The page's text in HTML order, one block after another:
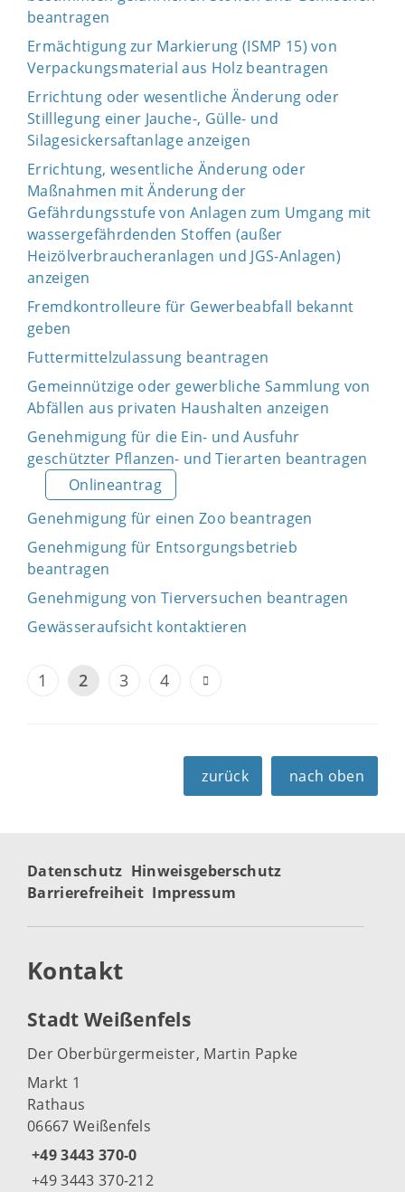
beantragen
Ermächtigung zur Markierung (ISMP 15) von
Verpackungsmaterial aus Holz beantragen
Errichtung oder wesentliche Änderung oder
Stilllegung einer Jauche-, Gülle- und
Silagesickersaftanlage anzeigen
Errichtung, wesentliche Änderung oder
Maßnahmen mit Änderung der
Gefährdungsstufe von Anlagen zum Umgang mit
wassergefährdenden Stoffen (außer
Heizölverbraucheranlagen und JGS-Anlagen)
anzeigen
Fremdkontrolleure für Gewerbeabfall bekannt
geben
Futtermittelzulassung beantragen
Gemeinnützige oder gewerbliche Sammlung von
Abfällen aus privaten Haushalten anzeigen
Genehmigung für die Ein- und Ausfuhr
geschützter Pflanzen- und Tierarten beantragen
Onlineantrag
Genehmigung für einen Zoo beantragen
Genehmigung für Entsorgungsbetrieb
beantragen
Genehmigung von Tierversuchen beantragen
Gewässeraufsicht kontaktieren
1 2 3 4
zurück nach oben
Datenschutz Hinweisgeberschutz
Barrierefreiheit Impressum
Kontakt
Stadt Weißenfels
Der Oberbürgermeister, Martin Papke
Markt 1
Rathaus
06667 Weißenfels
+49 3443 370-0
+49 3443 370-212